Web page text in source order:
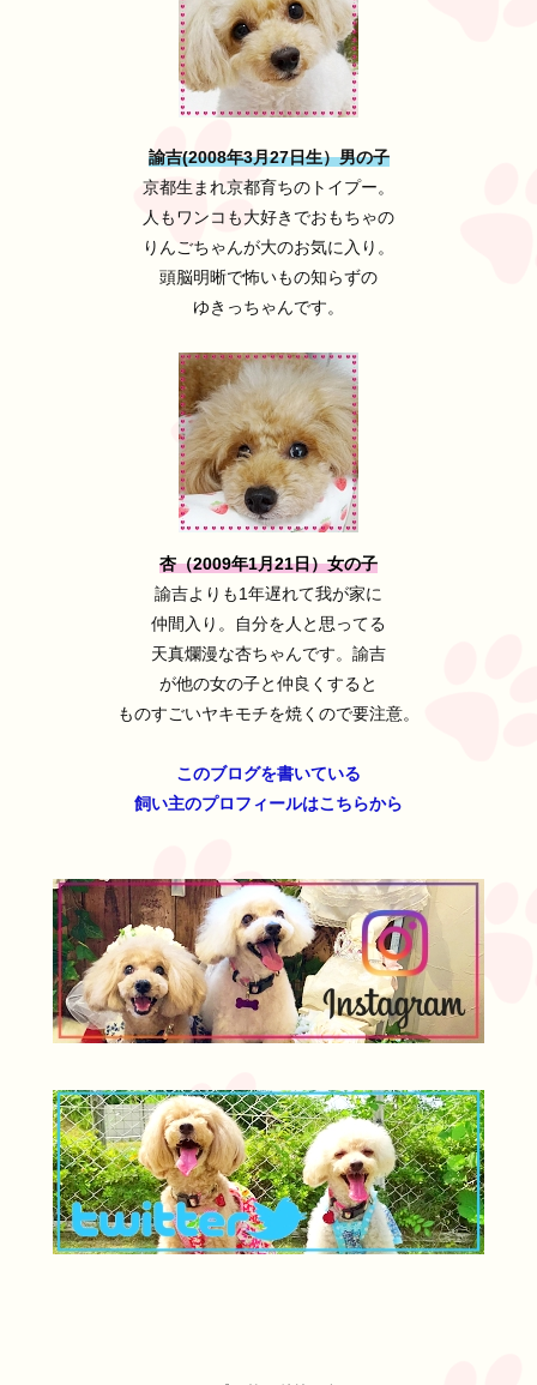
諭吉(2008年3月27日生）男の子
京都生まれ京都育ちのトイプー。
人もワンコも大好きでおもちゃの
りんごちゃんが大のお気に入り。
頭脳明晰で怖いもの知らずの
ゆきっちゃんです。
杏（2009年1月21日）女の子
諭吉よりも1年遅れて我が家に
仲間入り。自分を人と思ってる
天真爛漫な杏ちゃんです。諭吉
が他の女の子と仲良くすると
ものすごいヤキモチを焼くので要注意。
このブログを書いている
飼い主のプロフィールはこちらから